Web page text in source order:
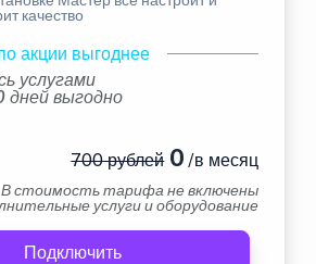
качество
акции выгоднее
услугами
дней выгодно
700 рублей0 /в месяц
В стоимость тарифа не включены
услуги и оборудование
Подключить